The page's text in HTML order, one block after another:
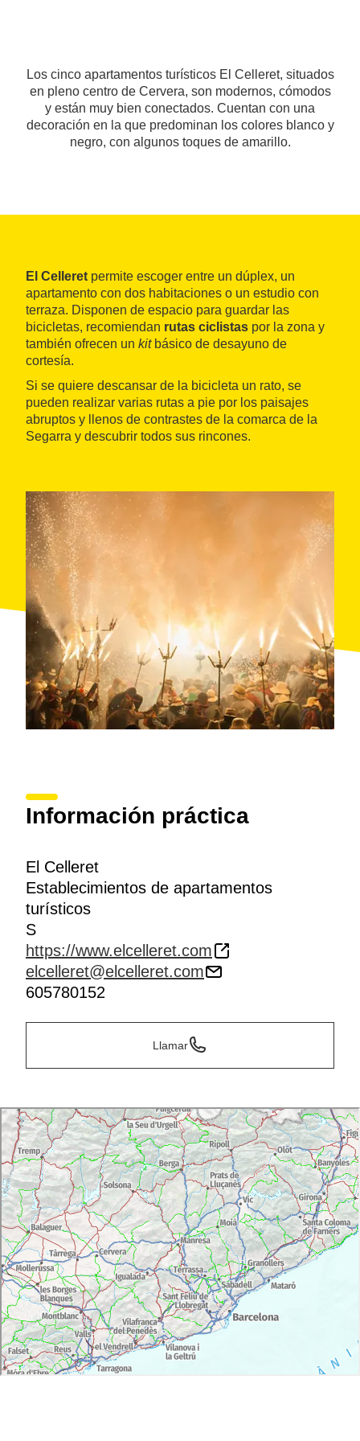
Los cinco apartamentos turísticos El Celleret, situados
en pleno centro de Cervera, son modernos, cómodos
y están muy bien conectados. Cuentan con una
decoración en la que predominan los colores blanco y
negro, con algunos toques de amarillo.
El Celleret permite escoger entre un dúplex, un
apartamento con dos habitaciones o un estudio con
terraza. Disponen de espacio para guardar las
bicicletas, recomiendan rutas ciclistas por la zona y
también ofrecen un kitbásico de desayuno de
cortesía.
Si se quiere descansar de la bicicleta un rato, se
pueden realizar varias rutas a pie por los paisajes
abruptos y llenos de contrastes de la comarca de la
Segarra y descubrir todos sus rincones.
Información práctica
El Celleret
Establecimientos de apartamentos
turísticos
S
https://www.elcelleret.com
elcelleret@elcelleret.com
605780152
Llamar